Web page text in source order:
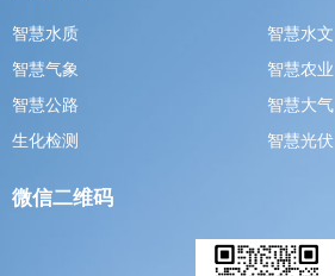
智慧水质
智慧水文
智慧气象
智慧农业
智慧公路
智慧大气
生化检测
智慧光伏
微信二维码